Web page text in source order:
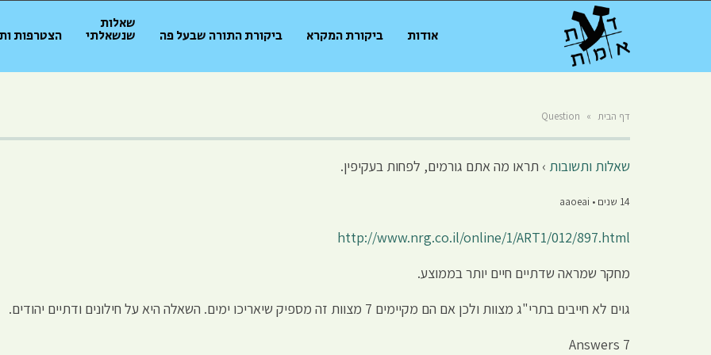
אודות ביקורת המקרא ביקורת התורה שבעל פה
שאלות
שנשאלתי הצטרפות
דף הבית »
Question
שאלות ותשובות › תראו מה אתם גורמים, לפחות בעקיפין.
14 שנים • aaoeai
http://www.nrg.co.il/online/1/ART1/012/897.html
מחקר שמראה שדתיים חיים יותר בממוצע.
גוים לא חייבים בתרי"ג מצוות ולכן אם הם מקיימים 7 מצוות זה מספיק שיאריכו ימים. השאלה היא על חילונים ודתיים יהודים.
7 Answers